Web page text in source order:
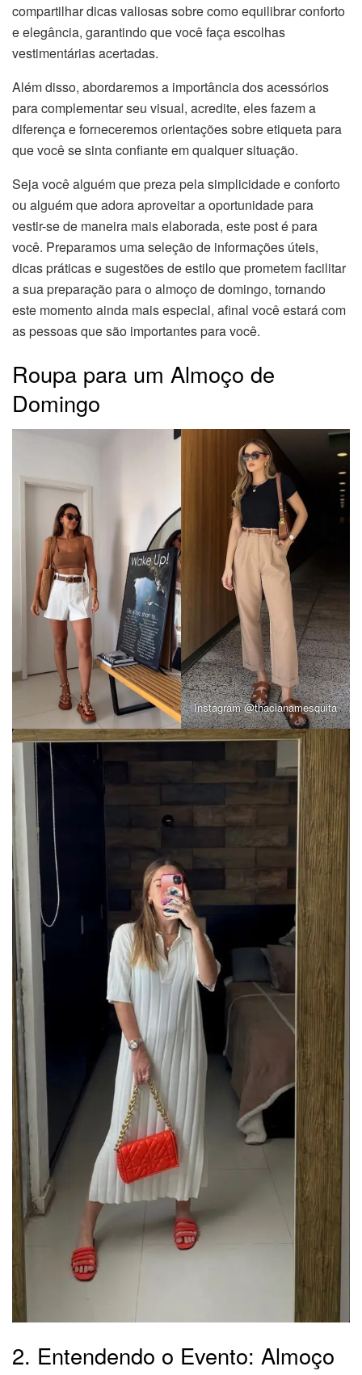
compartilhar dicas valiosas sobre como equilibrar conforto
e elegância, garantindo que você faça escolhas
vestimentárias acertadas.
Além disso, abordaremos a importância dos acessórios
para complementar seu visual, acredite, eles fazem a
diferença e forneceremos orientações sobre etiqueta para
que você se sinta confiante em qualquer situação.
Seja você alguém que preza pela simplicidade e conforto
ou alguém que adora aproveitar a oportunidade para
vestir-se de maneira mais elaborada, este post é para
você. Preparamos uma seleção de informações úteis,
dicas práticas e sugestões de estilo que prometem facilitar
a sua preparação para o almoço de domingo, tornando
este momento ainda mais especial, afinal você estará com
as pessoas que são importantes para você.
Roupa para um Almoço de
Domingo
Instagram @thacianamesquita
2. Entendendo o Evento: Almoço